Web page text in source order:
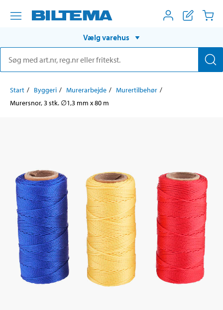
Vælg varehus
Start Byggeri Murerarbejde
Murertilbehør
Murersnor, 3 stk. ∅1,3 mm x 80 m